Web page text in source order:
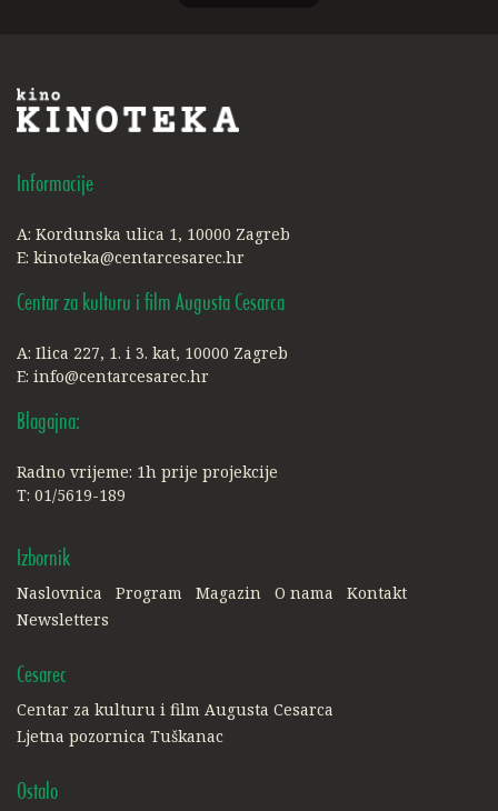
Informacije
A: Kordunska ulica 1, 10000 Zagreb
E: kinoteka@centarcesarec.hr
Centar za kulturu i film Augusta Cesarca
A: Ilica 227, 1. i 3. kat, 10000 Zagreb
E: info@centarcesarec.hr
Blagajna:
Radno vrijeme: 1h prije projekcije
T: 01/5619-189
Izbornik
Naslovnica Program Magazin O nama
Kontakt
Newsletters
Cesarec
Centar za kulturu i film Augusta Cesarca
Ljetna pozornica Tuškanac
Ostalo